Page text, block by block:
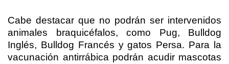
Cabe destacar que no podrán ser intervenidos
animales braquicéfalos, como Pug, Bulldog
Inglés, Bulldog Francés y gatos Persa. Para la
vacunación antirrábica podrán acudir mascotas